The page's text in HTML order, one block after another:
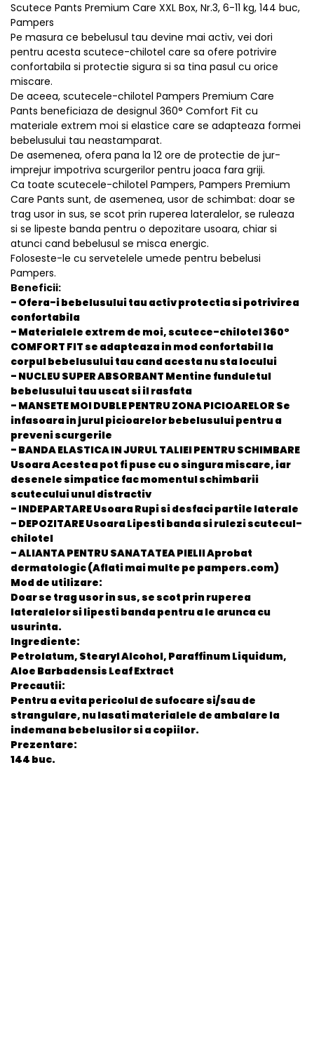
Scutece Pants Premium Care XXL Box, Nr.3, 6-11 kg, 144 buc,
Pampers
Pe masura ce bebelusul tau devine mai activ, vei dori
pentru acesta scutece-chilotel care sa ofere potrivire
confortabila si protectie sigura si sa tina pasul cu orice
miscare.
De aceea, scutecele-chilotel Pampers Premium Care
Pants beneficiaza de designul 360° Comfort Fit cu
materiale extrem moi si elastice care se adapteaza formei
bebelusului tau neastamparat.
De asemenea, ofera pana la 12 ore de protectie de jur-
imprejur impotriva scurgerilor pentru joaca fara griji.
Ca toate scutecele-chilotel Pampers, Pampers Premium
Care Pants sunt, de asemenea, usor de schimbat: doar se
trag usor in sus, se scot prin ruperea lateralelor, se ruleaza
si se lipeste banda pentru o depozitare usoara, chiar si
atunci cand bebelusul se misca energic.
Foloseste-le cu servetelele umede pentru bebelusi
Pampers.
Beneficii:
- Ofera-i bebelusului tau activ protectia si potrivirea
confortabila
- Materialele extrem de moi, scutece-chilotel 360°
COMFORT FIT se adapteaza in mod confortabil la
corpul bebelusului tau cand acesta nu sta locului
- NUCLEU SUPER ABSORBANT Mentine funduletul
bebelusului tau uscat si il rasfata
- MANSETE MOI DUBLE PENTRU ZONA PICIOARELOR Se
infasoara in jurul picioarelor bebelusului pentru a
preveni scurgerile
- BANDA ELASTICA IN JURUL TALIEI PENTRU SCHIMBARE
Usoara Acestea pot fi puse cu o singura miscare, iar
desenele simpatice fac momentul schimbarii
scutecului unul distractiv
- INDEPARTARE Usoara Rupi si desfaci partile laterale
- DEPOZITARE Usoara Lipesti banda si rulezi scutecul-
chilotel
- ALIANTA PENTRU SANATATEA PIELII Aprobat
dermatologic (Aflati mai multe pe pampers.com)
Mod de utilizare:
Doar se trag usor in sus, se scot prin ruperea
lateralelor si lipesti banda pentru a le arunca cu
usurinta.
Ingrediente:
Petrolatum, Stearyl Alcohol, Paraffinum Liquidum,
Aloe Barbadensis Leaf Extract
Precautii:
Pentru a evita pericolul de sufocare si/sau de
strangulare, nu lasati materialele de ambalare la
indemana bebelusilor si a copiilor.
Prezentare:
144 buc.